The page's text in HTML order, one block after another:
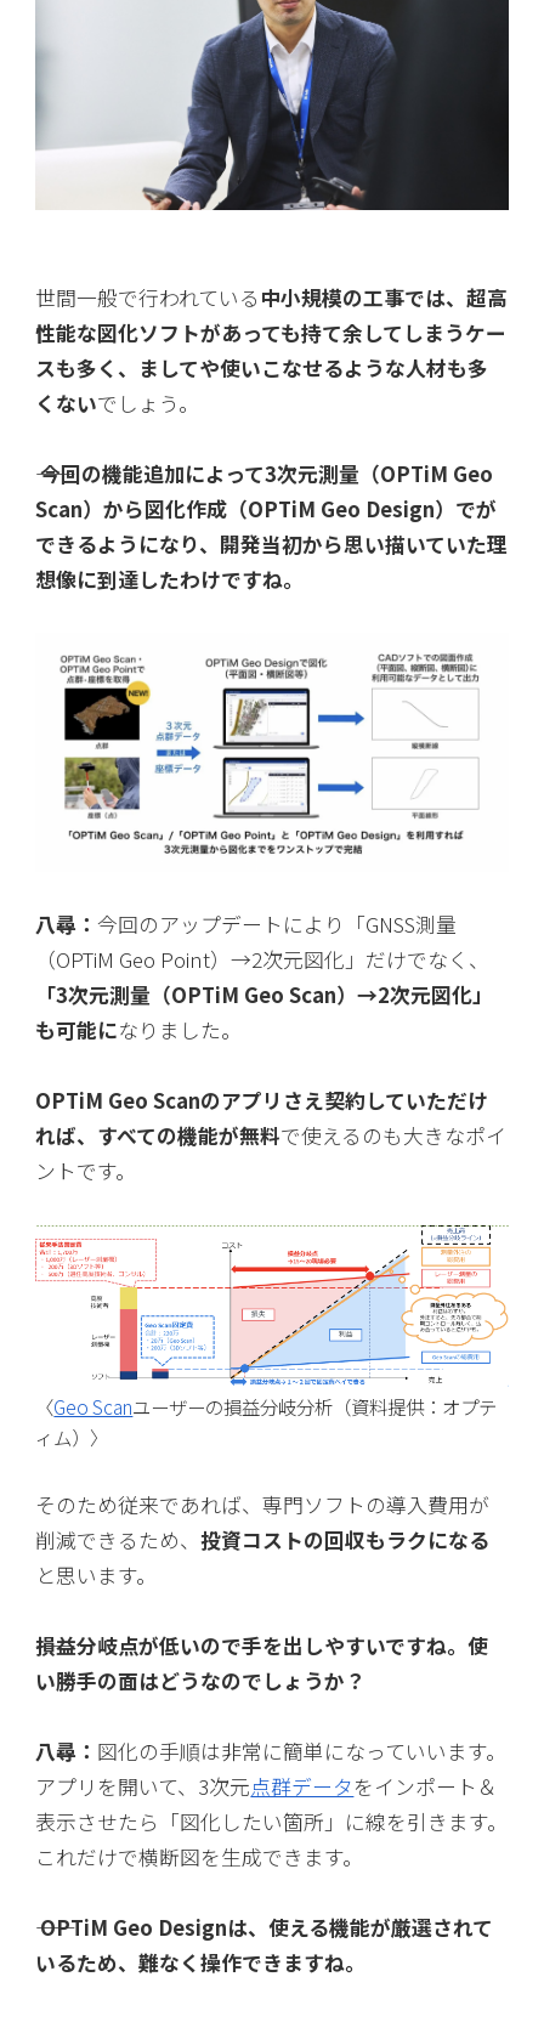
世間一般で行われている 中小規模の工事では、超高
性能な図化ソフトがあっても持て余してしまうケー
スも多く、ましてや使いこなせるような人材も多
くないでしょう。
―― 今回の機能追加によって3次元測量（OPTiM Geo
Scan）から図化作成（OPTiM Geo Design）でが
できるようになり、開発当初から思い描いていた理
想像に到達したわけですね。
八尋：今回のアップデートにより「GNSS測量
（OPTiM Geo Point）→2次元図化」だけでなく、
「3次元測量（OPTiM Geo Scan）→2次元図化」
も可能になりました。
OPTiM Geo Scanのアプリさえ契約していただけ
れば、すべての機能が無料で使えるのも大きなポイ
ントです。
〈Geo Scanユーザーの損益分岐分析（資料提供：オプテ
ィム）〉
そのため従来であれば、専門ソフトの導入費用が
削減できるため、投資コストの回収もラクになる
と思います。
――損益分岐点が低いので手を出しやすいですね。使
い勝手の面はどうなのでしょうか？
八尋： 図化の手順は非常に簡単になっていいます。
アプリを開いて、3次元点群データをインポート＆
表示させたら「図化したい箇所」に線を引きます。
これだけで横断図を生成できます。
―― OPTiM Geo Designは、使える機能が厳選されて
いるため、難なく操作できますね。